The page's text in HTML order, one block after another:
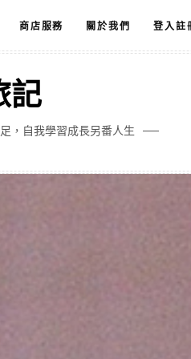
商店服務 關於我們 登入註
記
，自我學習成長另番人生